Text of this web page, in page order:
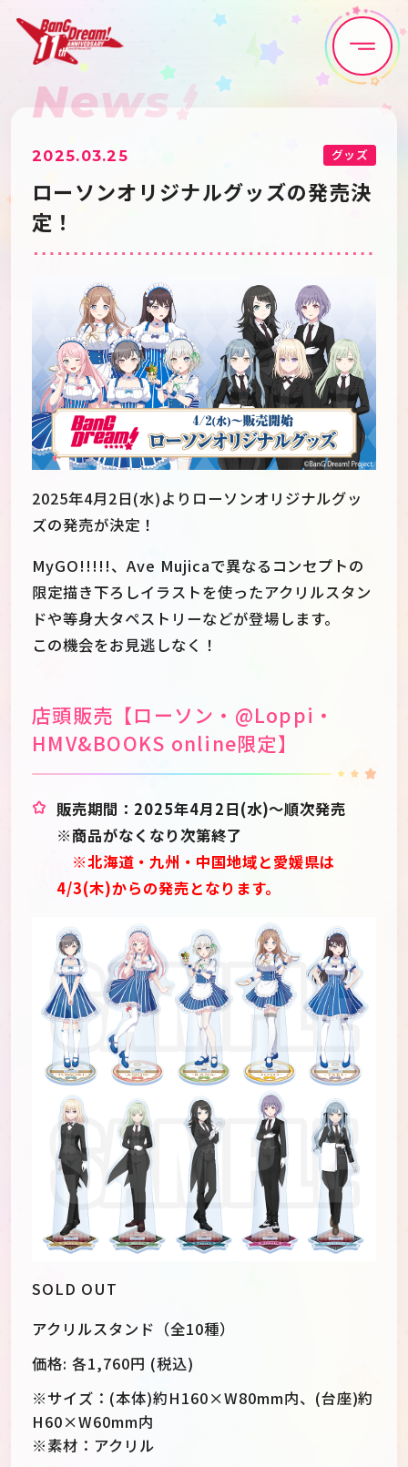
Home News
Live•Event Discography
Artist
Schedule About
Goods
News
2025.03.25 グッズ
ローソンオリジナルグッズの発売決
定！
2025年4月2日(水)よりローソンオリジナルグッ
ズの発売が決定！
MyGO!!!!!、Ave Mujicaで異なるコンセプトの
限定描き下ろしイラストを使ったアクリルスタン
ドや等身大タペストリーなどが登場します。
この機会をお見逃しなく！
店頭販売【ローソン・@Loppi・
HMV&BOOKS online限定】
販売期間：2025年4月2日(水)～順次発売
※商品がなくなり次第終了
※北海道・九州・中国地域と愛媛県は
4/3(木)からの発売となります。
SOLD OUT
アクリルスタンド（全10種）
価格: 各1,760円 (税込)
※サイズ：(本体)約H160×W80mm内、(台座)約
H60×W60mm内
※素材：アクリル